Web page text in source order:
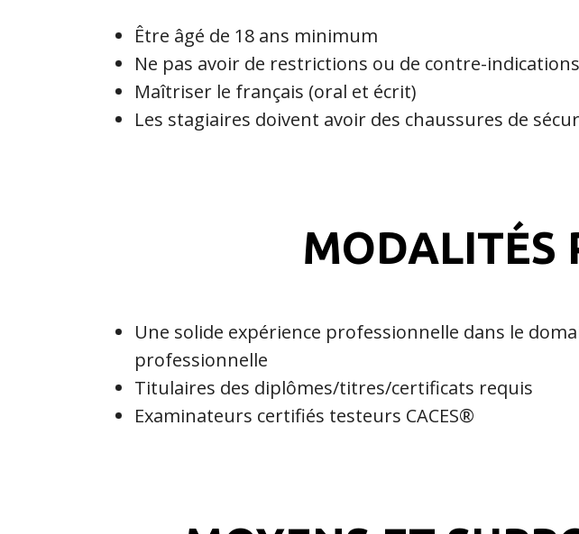
Être âgé de 18 ans minimum
Ne pas avoir de restrictions ou de contre-
Maîtriser le français (oral et écrit)
Les stagiaires doivent avoir des chaussures de
MODALITÉS
Une solide expérience professionnelle dans le
professionnelle
Titulaires des diplômes/titres/certificats requis
Examinateurs certifiés testeurs CACES®